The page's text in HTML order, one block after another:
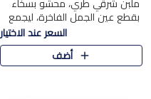
ملبن شرقي طري، محشو بسخاء
بقطع عين الجمل الفاخرة، ليجمع
بين القوام الناعم وقرمشة الجوز
في مذاق شرقي أصيل.
السعر عند الاختيار
أضف